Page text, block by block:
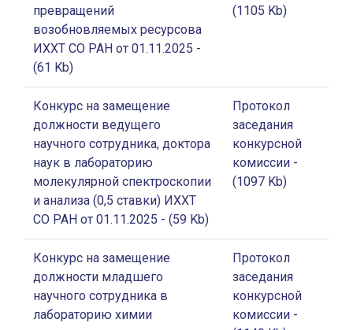
превращений
возобновляемых ресурсова
ИХХТ СО РАН от 01.11.2025 -
(61 Kb)
(1105 Kb)
Конкурс на замещение
должности ведущего
научного сотрудника, доктора
наук в лабораторию
молекулярной спектроскопии
и анализа (0,5 ставки) ИХХТ
СО РАН от 01.11.2025 - (59 Kb)
Протокол
заседания
конкурсной
комиссии -
(1097 Kb)
Конкурс на замещение
должности младшего
научного сотрудника в
лабораторию химии
Протокол
заседания
конкурсной
комиссии -